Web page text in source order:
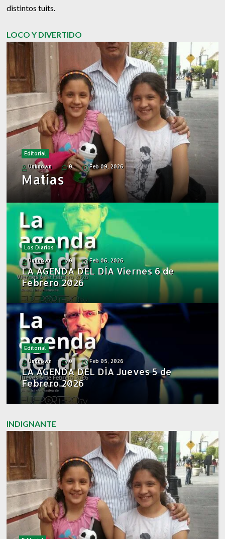
distintos tuits.
LOCO Y DIVERTIDO
Editorial
Unknown 0 Feb 09, 2026
Matías
Los Diarios
Unknown 0 Feb 06, 2026
LA AGENDA DEL DÍA Viernes 6 de
Febrero 2026
Editorial
Unknown 0 Feb 05, 2026
LA AGENDA DEL DÍA Jueves 5 de
Febrero 2026
INDIGNANTE